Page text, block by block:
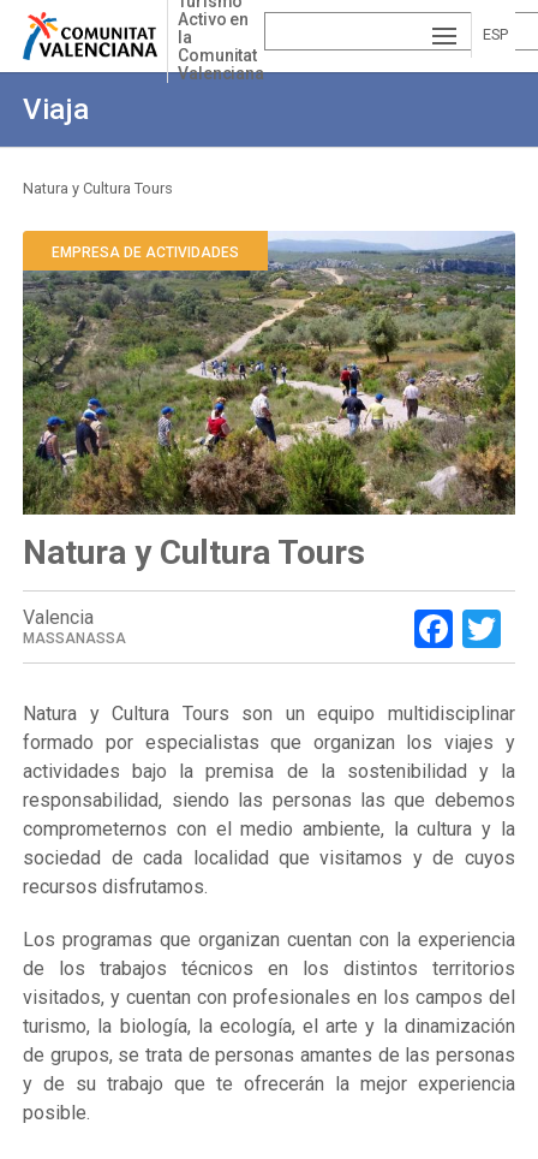
Pasar
contenido
Activo en
la
Comunitat
Valenciana
ESP
À
Viaja
Sobrescribir
enlaces
de
ayuda
a
la
navegación
Natura y Cultura Tours
EMPRESA DE ACTIVIDADES
Natura y Cultura Tours
Valencia
MASSANASSA
Natura y Cultura Tours son un equipo multidisciplinar
formado por especialistas que organizan los viajes y
actividades bajo la premisa de la sostenibilidad y la
responsabilidad, siendo las personas las que debemos
comprometernos con el medio ambiente, la cultura y la
sociedad de cada localidad que visitamos y de cuyos
recursos disfrutamos.
Los programas que organizan cuentan con la experiencia
de los trabajos técnicos en los distintos territorios
visitados, y cuentan con profesionales en los campos del
turismo, la biología, la ecología, el arte y la dinamización
de grupos, se trata de personas amantes de las personas
y de su trabajo que te ofrecerán la mejor experiencia
posible.